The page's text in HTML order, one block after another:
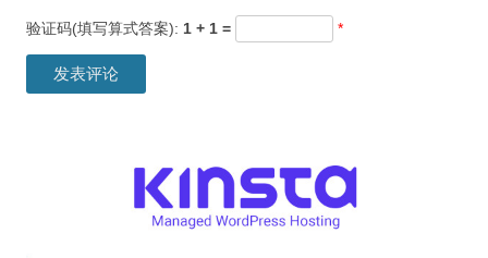
验证码(填写算式答案): 1 + 1 = *